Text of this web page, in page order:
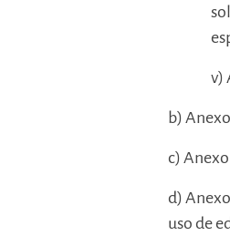
v)
b)
c)
d)
uso de